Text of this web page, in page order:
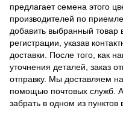
предлагает семена этого
производителей по
добавить выбранный товар
регистрации, указав
доставки. После того, как
уточнения деталей, заказ
отправку. Мы доставляем
помощью почтовых служб.
забрать в одном из пунктов